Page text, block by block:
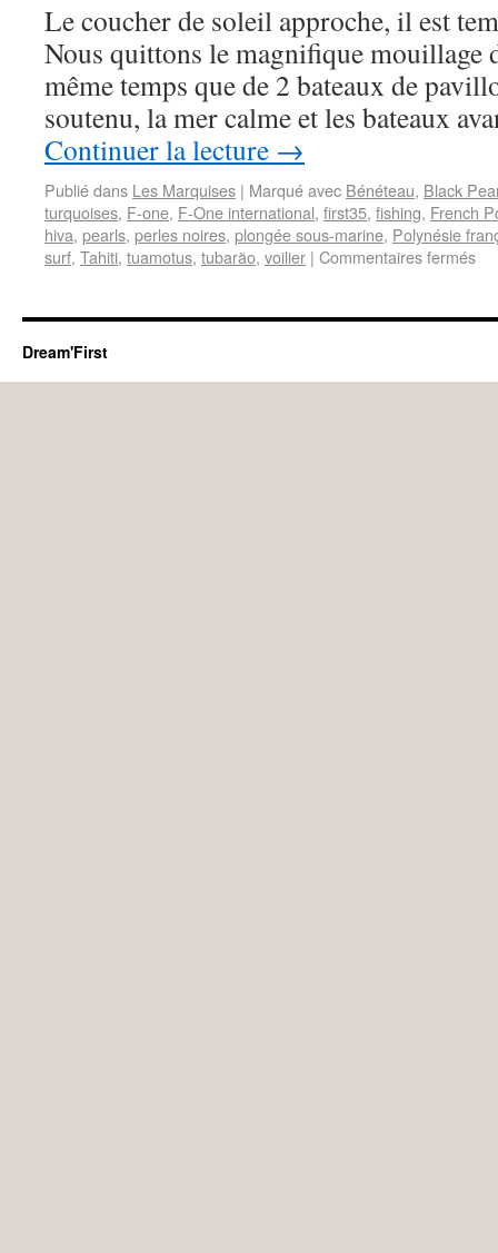
Le coucher de soleil approche, il est
Nous quittons le magnifique mouillage
même temps que de 2 bateaux de
soutenu, la mer calme et les bateaux
Continuer la lecture →
Publié dans Les Marquises | Marqué avec Bénéteau, Black
turquoises, F-one, F-One international, first35, fishing, French
hiva, pearls, perles noires, plongée sous-marine, Polynésie
surf, Tahiti, tuamotus, tubarão, voilier | Commentaires fermés
Dream'First